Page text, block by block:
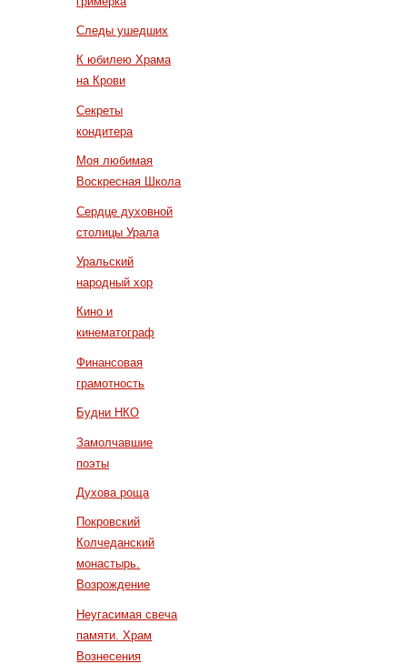
Следы ушедших
К юбилею Храма
на Крови
Секреты
кондитера
Моя любимая
Воскресная Школа
Сердце духовной
столицы Урала
Уральский
народный хор
Кино и
кинематограф
Финансовая
грамотность
Будни НКО
Замолчавшие
поэты
Духова роща
Покровский
Колчеданский
монастырь.
Возрождение
Неугасимая свеча
памяти. Храм
Вознесения